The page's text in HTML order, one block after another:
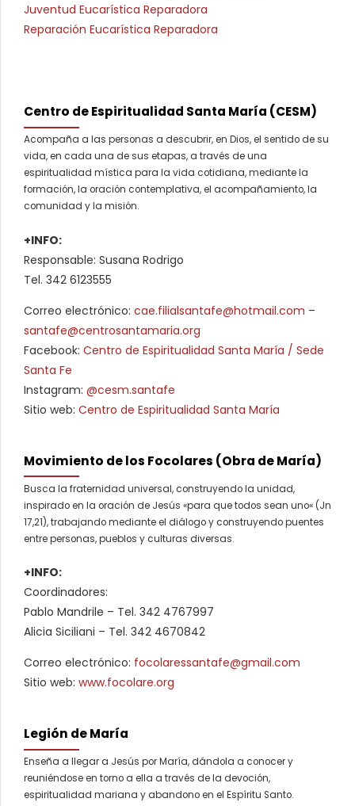
Juventud Eucarística Reparadora
Reparación Eucarística Reparadora
Centro de Espiritualidad Santa María (CESM)
Acompaña a las personas a descubrir, en Dios, el sentido de su
vida, en cada una de sus etapas, a través de una
espiritualidad mística para la vida cotidiana, mediante la
formación, la oración contemplativa, el acompañamiento, la
comunidad y la misión.
+INFO:
Responsable: Susana Rodrigo
Tel. 342 6123555
Correo electrónico: cae.filialsantafe@hotmail.com –
santafe@centrosantamaria.org
Facebook: Centro de Espiritualidad Santa María / Sede
Santa Fe
Instagram: @cesm.santafe
Sitio web: Centro de Espiritualidad Santa María
Movimiento de los Focolares (Obra de María)
Busca la fraternidad universal, construyendo la unidad,
inspirado en la oración de Jesús «para que todos sean uno« (Jn
17,21), trabajando mediante el diálogo y construyendo puentes
entre personas, pueblos y culturas diversas.
+INFO:
Coordinadores:
Pablo Mandrile – Tel. 342 4767997
Alicia Siciliani – Tel. 342 4670842
Correo electrónico: focolaressantafe@gmail.com
Sitio web: www.focolare.org
Legión de María
Enseña a llegar a Jesús por María, dándola a conocer y
reuniéndose en torno a ella a través de la devoción,
espiritualidad mariana y abandono en el Espíritu Santo.